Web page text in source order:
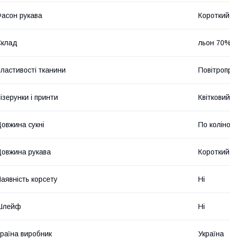
рукава Короткий
льон
тканини
і принти
сукні По коліно
рукава Короткий
корсету Ні
Ні
виробник Україна